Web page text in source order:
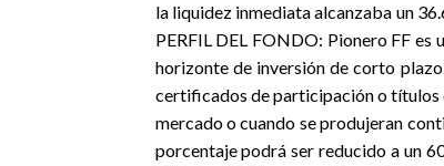
la liquidez inmediata alcanzaba un
PERFIL DEL FONDO: Pionero FF es
horizonte de inversión de corto
certificados de participación o títulos
mercado o cuando se produjeran
porcentaje podrá ser reducido a un